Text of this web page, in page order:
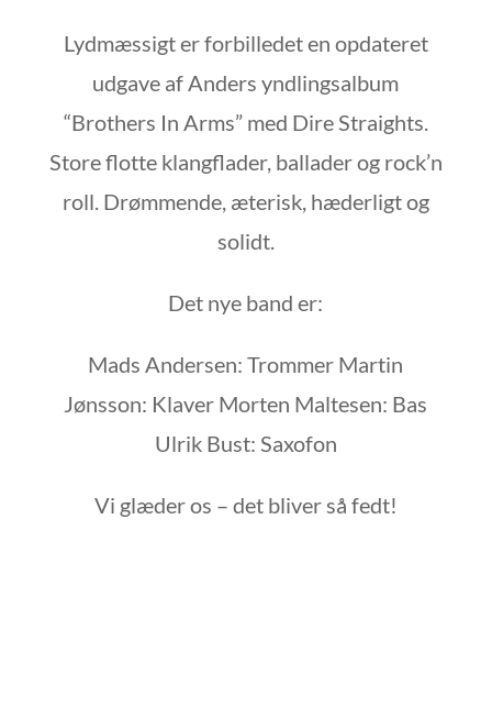
Lydmæssigt er forbilledet en opdateret
udgave af Anders yndlingsalbum
“Brothers In Arms” med Dire Straights.
Store flotte klangflader, ballader og rock’n
roll. Drømmende, æterisk, hæderligt og
solidt.
Det nye band er:
Mads Andersen: Trommer Martin
Jønsson: Klaver Morten Maltesen: Bas
Ulrik Bust: Saxofon
Vi glæder os – det bliver så fedt!